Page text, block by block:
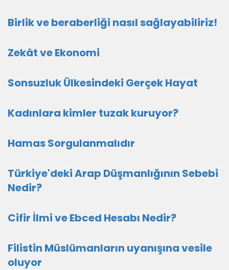
Birlik ve beraberliği nasıl sağlayabiliriz!
Zekât ve Ekonomi
Sonsuzluk Ülkesindeki Gerçek Hayat
Kadınlara kimler tuzak kuruyor?
Hamas Sorgulanmalıdır
Türkiye'deki Arap Düşmanlığının Sebebi
Nedir?
Cifir İlmi ve Ebced Hesabı Nedir?
Filistin Müslümanların uyanışına vesile
oluyor